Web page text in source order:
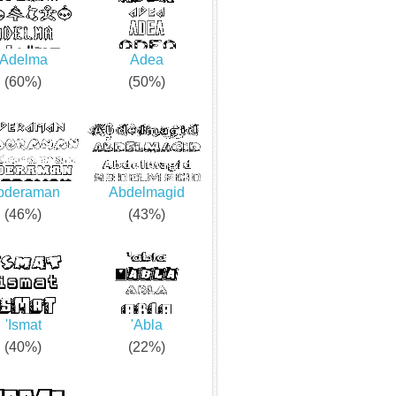
(60%)
Adea
(50%)
(46%)
Abdelmagid
(43%)
'Ismat
(40%)
'Abla
(22%)